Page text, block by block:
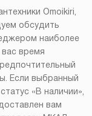
Omoikiri,
обсудить
наиболее
время
Если выбранный
«В наличии»,
вам